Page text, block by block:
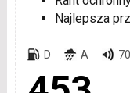
Najlepsza
D A